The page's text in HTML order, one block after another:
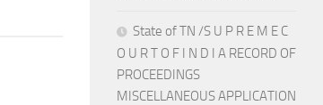
State of TN /S U P R E M E C
O U R T O F I N D I A RECORD OF
PROCEEDINGS
MISCELLANEOUS APPLICATION